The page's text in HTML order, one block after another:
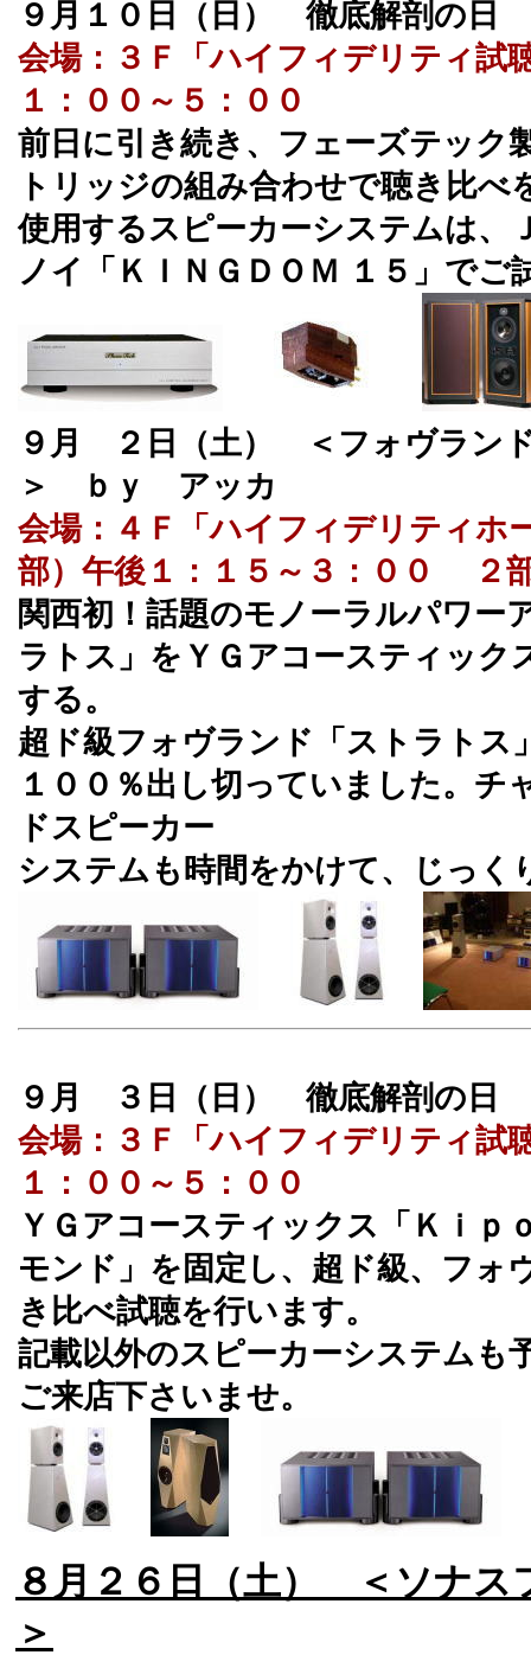
９月１０日（日） 徹底解剖の日
会場：３Ｆ「ハイフィデリティ
１：００～５：００
前日に引き続き、フェーズテック
トリッジの組み合わせで聴き比
使用するスピーカーシステムは、
ノイ「ＫＩＮＧＤＯＭ １５」でご
９月 ２日（土） ＜フォヴラン
＞ ｂｙ アッカ
会場：４Ｆ「ハイフィデリティ
部）午後１：１５～３：００ ２
関西初！話題のモノーラルパワー
ラトス」をＹＧアコースティック
する。
超ド級フォヴランド「ストラトス
１００％出し切っていました。チ
ドスピーカー
システムも時間をかけて、じっく
９月 ３日（日） 徹底解剖の日
会場：３Ｆ「ハイフィデリティ
１：００～５：００
ＹＧアコースティックス「Ｋｉｐ
モンド」を固定し、超ド級、フォ
き比べ試聴を行います。
記載以外のスピーカーシステムも
ご来店下さいませ。
８月２６日（土） ＜ソナス
＞